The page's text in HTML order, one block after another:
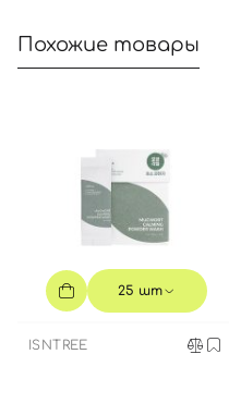
Похожие товары
25 шт
ISNTREE
Номер телефона
Отправляя форму для
принимаете условия
Войти с